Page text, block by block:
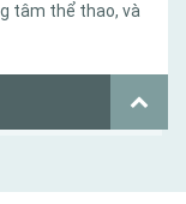
tâm thể thao, và